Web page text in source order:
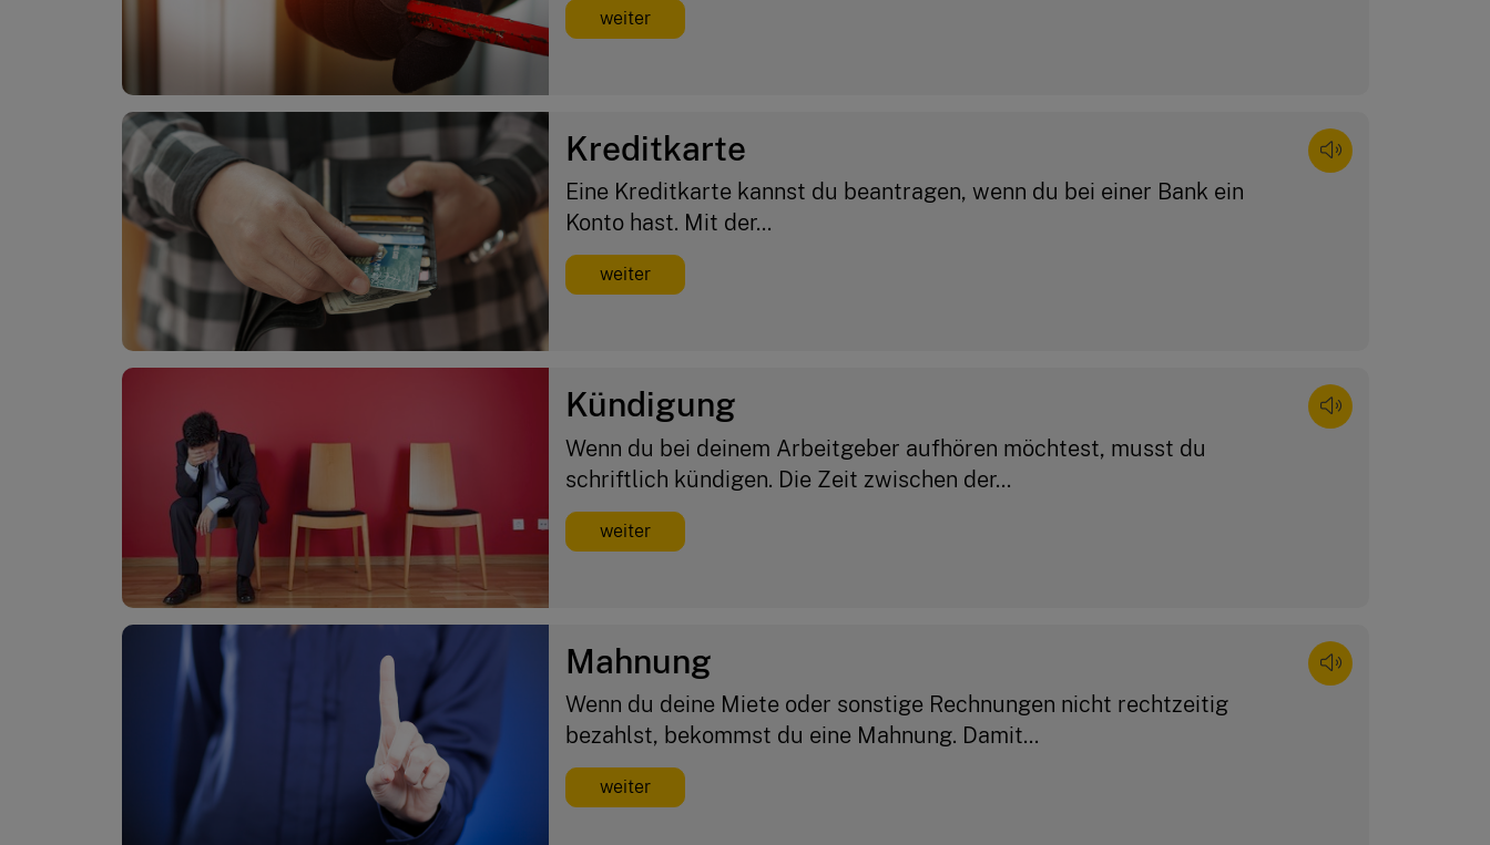
weiter
Kreditkarte
Eine Kreditkarte kannst du beantragen, wenn du bei einer Bank ein
Konto hast. Mit der...
weiter
Kündigung
Wenn du bei deinem Arbeitgeber aufhören möchtest, musst du
schriftlich kündigen. Die Zeit zwischen der...
weiter
Mahnung
Wenn du deine Miete oder sonstige Rechnungen nicht rechtzeitig
bezahlst, bekommst du eine Mahnung. Damit...
weiter